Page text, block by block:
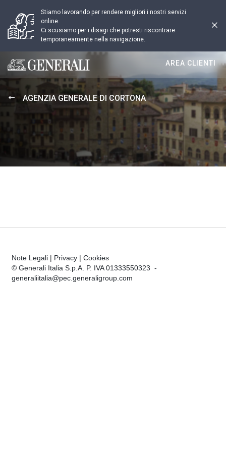
Stiamo lavorando per rendere migliori i nostri servizi
online.
Ci scusiamo per i disagi che potresti riscontrare
temporaneamente nella navigazione.
Generali logo
AREA CLIENTI
AGENZIA GENERALE DI CORTONA
Note Legali | Privacy | Cookies
© Generali Italia S.p.A. P. IVA 01333550323 -
generaliitalia@pec.generaligroup.com